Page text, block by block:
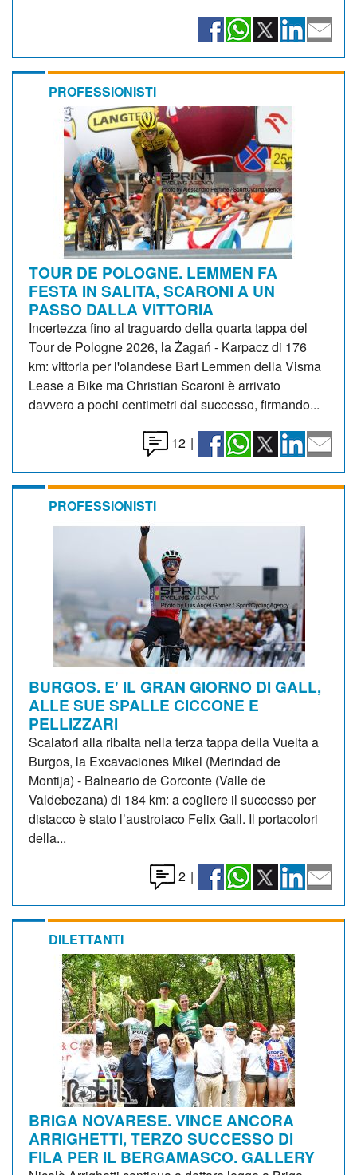
PROFESSIONISTI
TOUR DE POLOGNE. LEMMEN FA
FESTA IN SALITA, SCARONI A UN
PASSO DALLA VITTORIA
Incertezza fino al traguardo della quarta tappa del
Tour de Pologne 2026, la Żagań - Karpacz di 176
km: vittoria per l'olandese Bart Lemmen della Visma
Lease a Bike ma Christian Scaroni è arrivato
davvero a pochi centimetri dal successo, firmando...
12 |
PROFESSIONISTI
BURGOS. E' IL GRAN GIORNO DI GALL,
ALLE SUE SPALLE CICCONE E
PELLIZZARI
Scalatori alla ribalta nella terza tappa della Vuelta a
Burgos, la Excavaciones Mikel (Merindad de
Montija) - Balneario de Corconte (Valle de
Valdebezana) di 184 km: a cogliere il successo per
distacco è stato l’austroiaco Felix Gall. Il portacolori
della...
2 |
DILETTANTI
BRIGA NOVARESE. VINCE ANCORA
ARRIGHETTI, TERZO SUCCESSO DI
FILA PER IL BERGAMASCO. GALLERY